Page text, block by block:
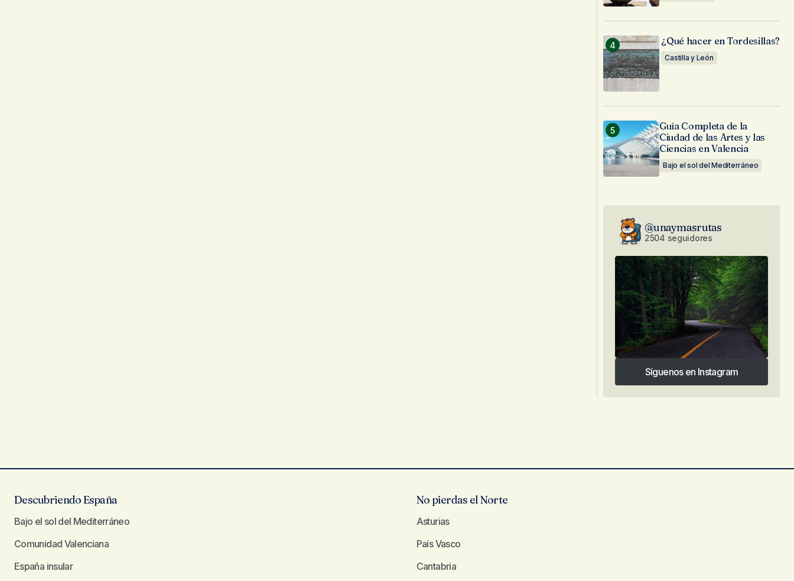
¿Qué hacer en Tordesillas?
Castilla y León
Guía Completa de la
Ciudad de las Artes y las
Ciencias en Valencia
Bajo el sol del Mediterráneo
@unaymasrutas
2504 seguidores
Síguenos en Instagram
Síguenos en Instagram
Descubriendo España
Bajo el sol del Mediterráneo
Comunidad Valenciana
España insular
No pierdas el Norte
Asturias
País Vasco
Cantabria